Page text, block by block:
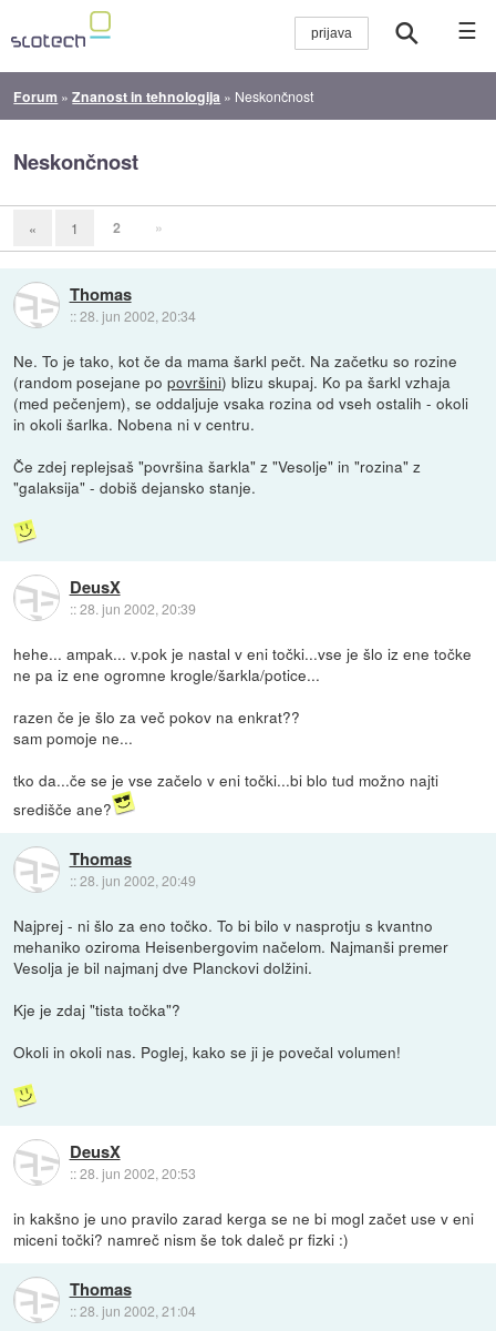
☰
Forum »Znanost in tehnologija » Neskončnost
Neskončnost
« 1 2 »
Thomas
::28. jun 2002, 20:34
Ne. To je tako, kot če da mama šarkl pečt. Na začetku so rozine
(random posejane popovršini) blizu skupaj. Ko pa šarkl vzhaja
(med pečenjem), se oddaljuje vsaka rozina od vseh ostalih - okoli
in okoli šarlka. Nobena ni v centru.
Če zdej replejsaš "površina šarkla" z "Vesolje" in "rozina" z
"galaksija" - dobiš dejansko stanje.
DeusX
::28. jun 2002, 20:39
hehe... ampak... v.pok je nastal v eni točki...vse je šlo iz ene točke
ne pa iz ene ogromne krogle/šarkla/potice...
razen če je šlo za več pokov na enkrat??
sam pomoje ne...
tko da...če se je vse začelo v eni točki...bi blo tud možno najti
središče ane?
Thomas
::28. jun 2002, 20:49
Najprej - ni šlo za eno točko. To bi bilo v nasprotju s kvantno
mehaniko oziroma Heisenbergovim načelom. Najmanši premer
Vesolja je bil najmanj dve Planckovi dolžini.
Kje je zdaj "tista točka"?
Okoli in okoli nas. Poglej, kako se ji je povečal volumen!
DeusX
::28. jun 2002, 20:53
in kakšno je uno pravilo zarad kerga se ne bi mogl začet use v eni
miceni točki? namreč nism še tok daleč pr fizki :)
Thomas
::28. jun 2002, 21:04